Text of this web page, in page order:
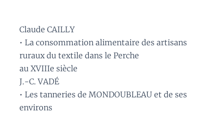
Claude CAILLY
• La consommation alimentaire des artisans
ruraux du textile dans le Perche
au XVIIIe siècle
J.-C. VADÉ
• Les tanneries de MONDOUBLEAU et de ses
environs